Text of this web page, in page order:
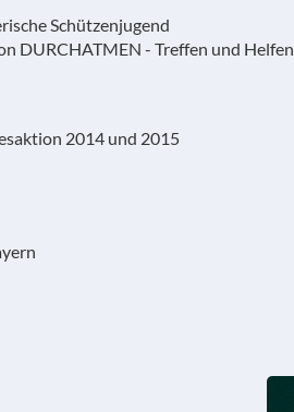
Schützenjugend
DURCHATMEN - Treffen und Helfen
2014 und 2015